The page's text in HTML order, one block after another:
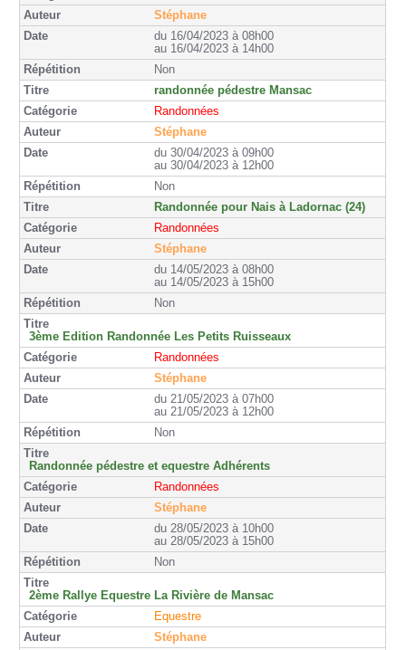
Stéphane
du 16/04/2023 à 08h00
au 16/04/2023 à 14h00
Non
randonnée pédestre Mansac
Randonnées
Stéphane
du 30/04/2023 à 09h00
au 30/04/2023 à 12h00
Non
Randonnée pour Nais à Ladornac (24)
Randonnées
Stéphane
du 14/05/2023 à 08h00
au 14/05/2023 à 15h00
Non
3ème Edition Randonnée Les Petits Ruisseaux
Randonnées
Stéphane
du 21/05/2023 à 07h00
au 21/05/2023 à 12h00
Non
Randonnée pédestre et equestre Adhérents
Randonnées
Stéphane
du 28/05/2023 à 10h00
au 28/05/2023 à 15h00
Non
2ème Rallye Equestre La Rivière de Mansac
Equestre
Stéphane